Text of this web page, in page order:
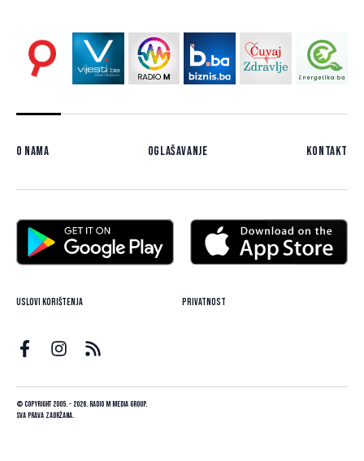
O nama Oglašavanje Kontakt
Uslovi korištenja Privatnost
© Copyright 2005. - 2026. Radio M Media Group.
Sva prava zadržana.